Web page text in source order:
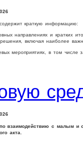
краткую информацию:
направлениях и кратких
включая наиболее
мероприятиях, в том числе
взаимодействию с малым и
акта.